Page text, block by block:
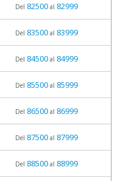
Del 82500al 82999
Del 83500al 83999
Del 84500al 84999
Del 85500al 85999
Del 86500al 86999
Del 87500al 87999
Del 88500al 88999